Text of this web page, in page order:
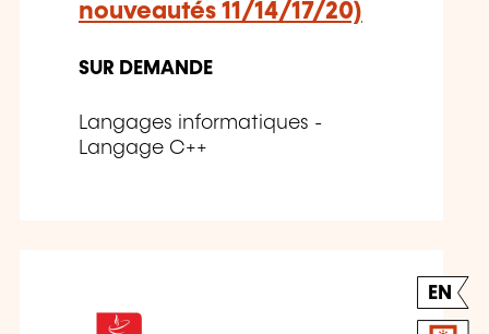
nouveautés 11/14/17/20)
SUR DEMANDE
Langages informatiques -
Langage C++
EN